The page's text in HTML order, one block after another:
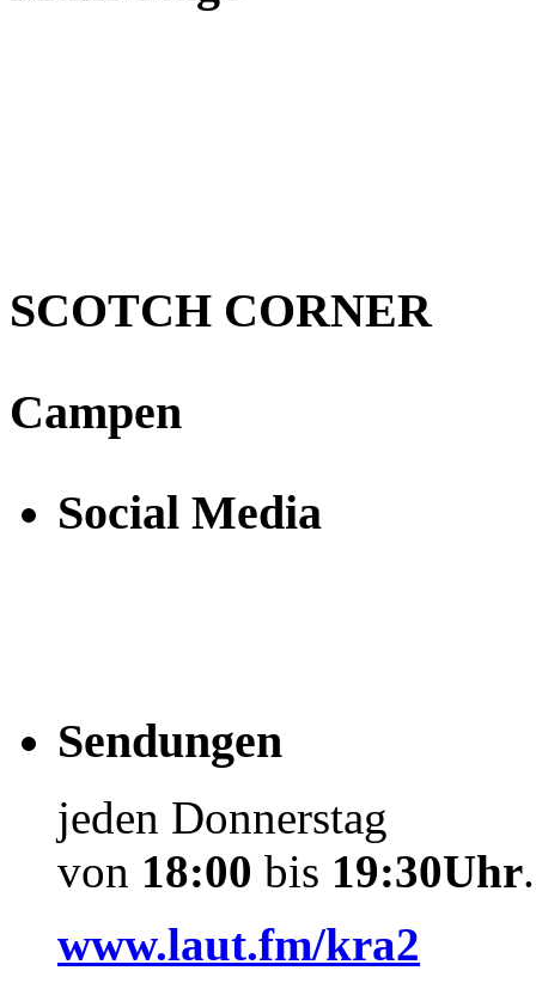
SCOTCH CORNER
Campen
Social Media
Sendungen
jeden Donnerstag
von 18:00 bis 19:30Uhr.
www.laut.fm/kra2